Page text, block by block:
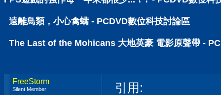
遠離鳥類，小心禽螨 - PCDVD數位科技討論區
The Last of the Mohicans 大地英豪 電影原聲帶 -
FreeStorm
Silent Member 引用: